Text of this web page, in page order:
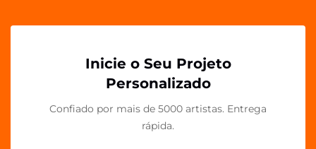
Inicie o Seu Projeto
Personalizado
Confiado por mais de 5000 artistas. Entrega
rápida.